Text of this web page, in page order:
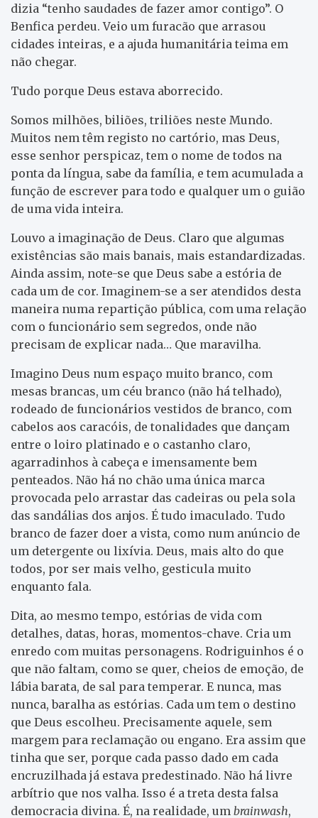
dizia “tenho saudades de fazer amor contigo”. O
Benfica perdeu. Veio um furacão que arrasou
cidades inteiras, e a ajuda humanitária teima em
não chegar.
Tudo porque Deus estava aborrecido.
Somos milhões, biliões, triliões neste Mundo.
Muitos nem têm registo no cartório, mas Deus,
esse senhor perspicaz, tem o nome de todos na
ponta da língua, sabe da família, e tem acumulada a
função de escrever para todo e qualquer um o guião
de uma vida inteira.
Louvo a imaginação de Deus. Claro que algumas
existências são mais banais, mais estandardizadas.
Ainda assim, note-se que Deus sabe a estória de
cada um de cor. Imaginem-se a ser atendidos desta
maneira numa repartição pública, com uma relação
com o funcionário sem segredos, onde não
precisam de explicar nada… Que maravilha.
Imagino Deus num espaço muito branco, com
mesas brancas, um céu branco (não há telhado),
rodeado de funcionários vestidos de branco, com
cabelos aos caracóis, de tonalidades que dançam
entre o loiro platinado e o castanho claro,
agarradinhos à cabeça e imensamente bem
penteados. Não há no chão uma única marca
provocada pelo arrastar das cadeiras ou pela sola
das sandálias dos anjos. É tudo imaculado. Tudo
branco de fazer doer a vista, como num anúncio de
um detergente ou lixívia. Deus, mais alto do que
todos, por ser mais velho, gesticula muito
enquanto fala.
Dita, ao mesmo tempo, estórias de vida com
detalhes, datas, horas, momentos-chave. Cria um
enredo com muitas personagens. Rodriguinhos é o
que não faltam, como se quer, cheios de emoção, de
lábia barata, de sal para temperar. E nunca, mas
nunca, baralha as estórias. Cada um tem o destino
que Deus escolheu. Precisamente aquele, sem
margem para reclamação ou engano. Era assim que
tinha que ser, porque cada passo dado em cada
encruzilhada já estava predestinado. Não há livre
arbítrio que nos valha. Isso é a treta desta falsa
democracia divina. É, na realidade, um brainwash,